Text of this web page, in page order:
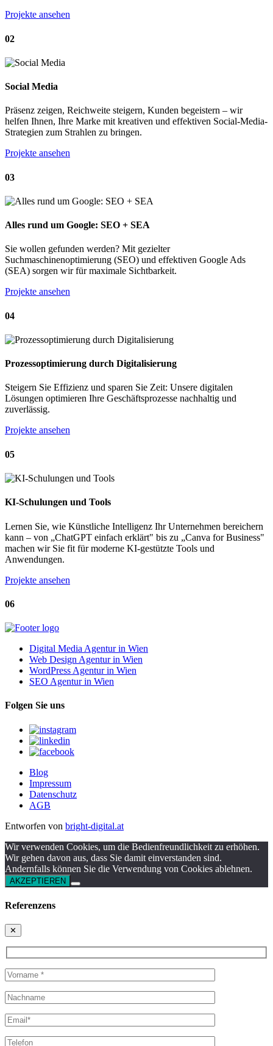
Projekte ansehen
02
Social Media
Präsenz zeigen, Reichweite steigern, Kunden begeistern – wir
helfen Ihnen, Ihre Marke mit kreativen und effektiven Social-Media-
Strategien zum Strahlen zu bringen.
Projekte ansehen
03
Alles rund um Google: SEO + SEA
Sie wollen gefunden werden? Mit gezielter
Suchmaschinenoptimierung (SEO) und effektiven Google Ads
(SEA) sorgen wir für maximale Sichtbarkeit.
Projekte ansehen
04
Prozessoptimierung durch Digitalisierung
Steigern Sie Effizienz und sparen Sie Zeit: Unsere digitalen
Lösungen optimieren Ihre Geschäftsprozesse nachhaltig und
zuverlässig.
Projekte ansehen
05
KI-Schulungen und Tools
Lernen Sie, wie Künstliche Intelligenz Ihr Unternehmen bereichern
kann – von „ChatGPT einfach erklärt" bis zu „Canva for Business"
machen wir Sie fit für moderne KI-gestützte Tools und
Anwendungen.
Projekte ansehen
06
Digital Media Agentur in Wien
Web Design Agentur in Wien
WordPress Agentur in Wien
SEO Agentur in Wien
Folgen Sie uns
Blog
Impressum
Datenschutz
AGB
Entworfen von bright-digital.at
Wir verwenden Cookies, um die Bedienfreundlichkeit zu erhöhen.
Wir gehen davon aus, dass Sie damit einverstanden sind.
Andernfalls können Sie die Verwendung von Cookies ablehnen.
AKZEPTIEREN
Referenzens
✕